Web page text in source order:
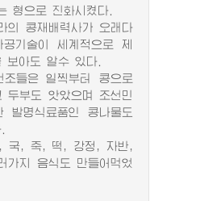
형으로 진화시켰다.
콩재배력사가 오래다
기술이 세계적으로 제
보아도 알수 있다.
들은 일찍부터 콩으로
두부도 앗았으며 조선민
발명식료품인 콩나물도
, 죽, 떡, 강정, 자반,
가지 음식도 만들어먹었